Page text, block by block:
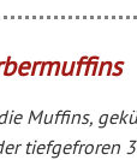
Muffins,
tiefgefroren